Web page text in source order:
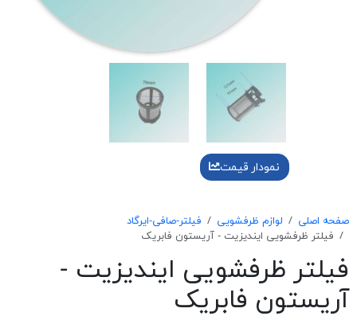
نمودار قیمت
صفحه اصلی لوازم ظرفشویی
فیلتر-صافی-ایرگاد
فیلتر ظرفشویی ایندیزیت - آریستون فابریک
فیلتر ظرفشویی ایندیزیت -
آریستون فابریک